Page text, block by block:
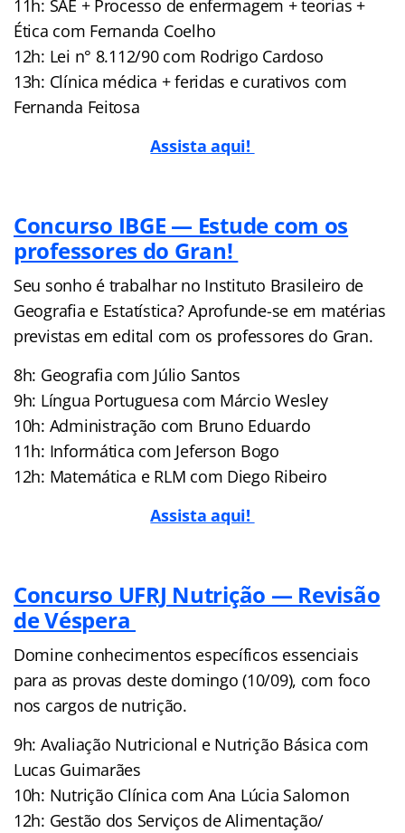
11h: SAE + Processo de enfermagem + teorias +
Ética com Fernanda Coelho
12h: Lei n° 8.112/90 com Rodrigo Cardoso
13h: Clínica médica + feridas e curativos com
Fernanda Feitosa
Assista aqui!
Concurso IBGE — Estude com os
professores do Gran!
Seu sonho é trabalhar no Instituto Brasileiro de
Geografia e Estatística? Aprofunde-se em matérias
previstas em edital com os professores do Gran.
8h: Geografia com Júlio Santos
9h: Língua Portuguesa com Márcio Wesley
10h: Administração com Bruno Eduardo
11h: Informática com Jeferson Bogo
12h: Matemática e RLM com Diego Ribeiro
Assista aqui!
Concurso UFRJ Nutrição — Revisão
de Véspera
Domine conhecimentos específicos essenciais
para as provas deste domingo (10/09), com foco
nos cargos de nutrição.
9h: Avaliação Nutricional e Nutrição Básica com
Lucas Guimarães
10h: Nutrição Clínica com Ana Lúcia Salomon
12h: Gestão dos Serviços de Alimentação/